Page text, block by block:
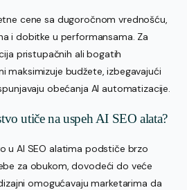
cene sa dugoročnom vrednošću,
i dobitke u performansama. Za
pristupačnih ali bogatih
maksimizuje budžete, izbegavajući
obećanja AI automatizacije.
utiče na uspeh AI SEO alata?
u AI SEO alatima podstiče brzo
za obukom, dovodeći do veće
omogućavaju marketarima da